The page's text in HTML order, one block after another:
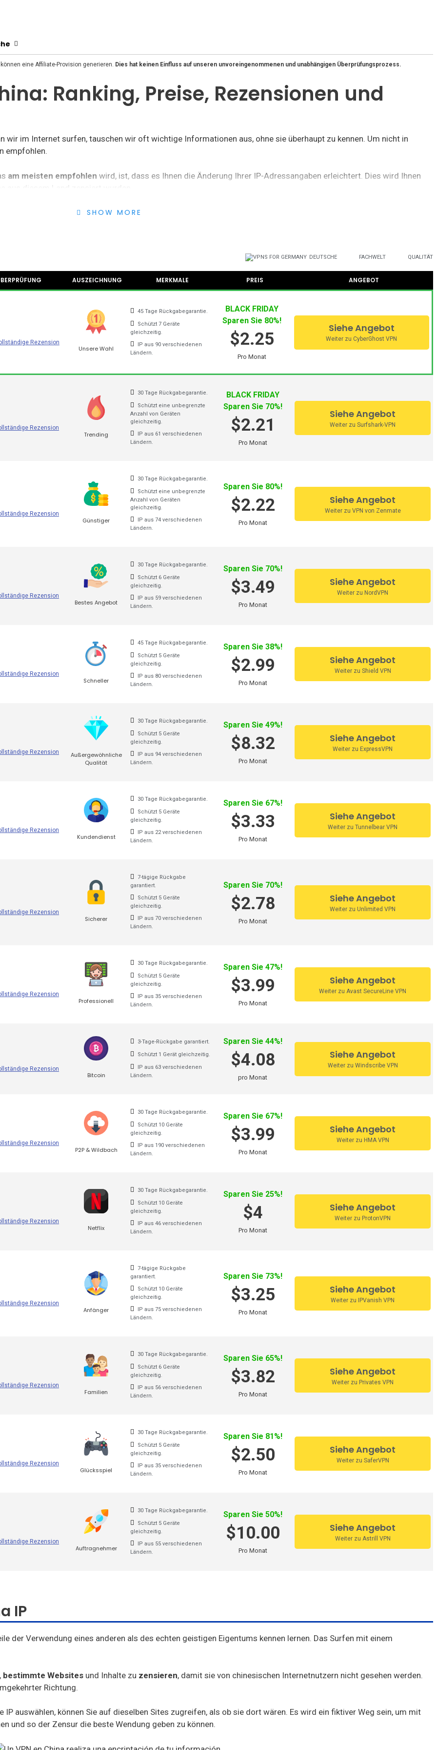
eine Affiliate-Provision generieren. Dies hat keinen Einfluss auf unseren unvoreingenommenen und unabhängigen Überprüfungsprozess.
Ranking, Preise, Rezensionen und
wir im Internet surfen, tauschen wir oft wichtige Informationen aus, ohne sie überhaupt zu kennen. Um nicht in
empfohlen.
am meisten empfohlen wird, ist, dass es Ihnen die Änderung Ihrer IP-Adressangaben erleichtert. Dies wird Ihnen
aus diesem Land zensiert wurden.
die wir Ihnen empfohlen haben. Vergleichen Sie nach
Sie benötigen
Chinas eine VielzahlvonUnternehmen, die VPN anbieten. Wir können also aus einer breiten Palette von sicheren
Es kümmert sich um die Umwandlung unserer Open-Source-Daten in geschlossene, d.h. es erzeugt die
sicher sein.
der Nutzer die Geschwindigkeitdes Dienstes. Es stabilisiert die Bandbreite, und wir können mit einer
günstigen Preis oder sogar kostenlos erhalten. In China werden Sie diesen Dienst herunterladen können, um auf
inverschiedenen Ländern. Sie enthält die am besten empfohlenen, wie sie auf unserer Website gezeigt
in China zu nutzen?
ist nach unterschiedlichen Meinungen die Legalität. Dies ist entscheidend, um zu wissen, ob wireinen Dienst
und zu einem billigen, fast kostenlosen Preis zu mieten.
wenn das Gesetz dies nicht zulässt. Viele Menschen haben in den letzten Jahren diesen Dienst in Anspruch
AzireVPN
Cactus VPN
My Expat Network
HideipVPN
Sky VPN
Okayfreedom
SecureVPN
AnonVPN
Steganos
Identity Cloaker
SHOW MORE
DEUTSCHE FACHWELT QUALITÄT
AUSZEICHNUNG MERKMALE PREIS ANGEBOT
Rezension
Unsere Wahl
45 Tage Rückgabegarantie.
Schützt 7 Geräte
gleichzeitig.
IP aus 90 verschiedenen
Ländern.
BLACK FRIDAY
Sparen Sie 80%!
$2.25
Pro Monat
Siehe Angebot
Weiter zu CyberGhost VPN
Rezension
Trending
30 Tage Rückgabegarantie.
Schützt eine unbegrenzte
Anzahl von Geräten
gleichzeitig.
IP aus 61 verschiedenen
Ländern.
BLACK FRIDAY
Sparen Sie 70%!
$2.21
Pro Monat
Siehe Angebot
Weiter zu Surfshark-VPN
Rezension
Günstiger
30 Tage Rückgabegarantie.
Schützt eine unbegrenzte
Anzahl von Geräten
gleichzeitig.
IP aus 74 verschiedenen
Ländern.
Sparen Sie 80%!
$2.22
Pro Monat
Siehe Angebot
Weiter zu VPN von Zenmate
Rezension
Bestes Angebot
30 Tage Rückgabegarantie.
Schützt 6 Geräte
gleichzeitig.
IP aus 59 verschiedenen
Ländern.
Sparen Sie 70%!
$3.49
Pro Monat
Siehe Angebot
Weiter zu NordVPN
Rezension
Schneller
45 Tage Rückgabegarantie.
Schützt 5 Geräte
gleichzeitig.
IP aus 80 verschiedenen
Ländern.
Sparen Sie 38%!
$2.99
Pro Monat
Siehe Angebot
Weiter zu Shield VPN
Rezension
Außergewöhnliche
Qualität
30 Tage Rückgabegarantie.
Schützt 5 Geräte
gleichzeitig.
IP aus 94 verschiedenen
Ländern.
Sparen Sie 49%!
$8.32
Pro Monat
Siehe Angebot
Weiter zu ExpressVPN
Rezension
Kundendienst
30 Tage Rückgabegarantie.
Schützt 5 Geräte
gleichzeitig.
IP aus 22 verschiedenen
Ländern.
Sparen Sie 67%!
$3.33
Pro Monat
Siehe Angebot
Weiter zu Tunnelbear VPN
Rezension
Sicherer
7-tägige Rückgabe
garantiert.
Schützt 5 Geräte
gleichzeitig.
IP aus 70 verschiedenen
Ländern.
Sparen Sie 70%!
$2.78
Pro Monat
Siehe Angebot
Weiter zu Unlimited VPN
Rezension
Professionell
30 Tage Rückgabegarantie.
Schützt 5 Geräte
gleichzeitig.
IP aus 35 verschiedenen
Ländern.
Sparen Sie 47%!
$3.99
Pro Monat
Siehe Angebot
Weiter zu Avast SecureLine VPN
Rezension
Bitcoin
3-Tage-Rückgabe garantiert.
Schützt 1 Gerät gleichzeitig.
IP aus 63 verschiedenen
Ländern.
Sparen Sie 44%!
$4.08
pro Monat
Siehe Angebot
Weiter zu Windscribe VPN
Rezension
P2P & Wildbach
30 Tage Rückgabegarantie.
Schützt 10 Geräte
gleichzeitig.
IP aus 190 verschiedenen
Ländern.
Sparen Sie 67%!
$3.99
Pro Monat
Siehe Angebot
Weiter zu HMA VPN
Rezension
Netflix
30 Tage Rückgabegarantie.
Schützt 10 Geräte
gleichzeitig.
IP aus 46 verschiedenen
Ländern.
Sparen Sie 25%!
$4
Pro Monat
Siehe Angebot
Weiter zu ProtonVPN
Rezension
Anfänger
7-tägige Rückgabe
garantiert.
Schützt 10 Geräte
gleichzeitig.
IP aus 75 verschiedenen
Ländern.
Sparen Sie 73%!
$3.25
Pro Monat
Siehe Angebot
Weiter zu IPVanish VPN
Rezension
Familien
30 Tage Rückgabegarantie.
Schützt 6 Geräte
gleichzeitig.
IP aus 56 verschiedenen
Ländern.
Sparen Sie 65%!
$3.82
Pro Monat
Siehe Angebot
Weiter zu Privates VPN
Rezension
Glücksspiel
30 Tage Rückgabegarantie.
Schützt 5 Geräte
gleichzeitig.
IP aus 35 verschiedenen
Ländern.
Sparen Sie 81%!
$2.50
Pro Monat
Siehe Angebot
Weiter zu SaferVPN
Rezension
Auftragnehmer
30 Tage Rückgabegarantie.
Schützt 5 Geräte
gleichzeitig.
IP aus 55 verschiedenen
Ländern.
Sparen Sie 50%!
$10.00
Pro Monat
Siehe Angebot
Weiter zu Astrill VPN
IP
der Verwendung eines anderen als des echten geistigen Eigentums kennen lernen. Das Surfen mit einem
bestimmte Websites und Inhalte zu zensieren, damit sie von chinesischen Internetnutzern nicht gesehen werden.
Richtung.
IP auswählen, können Sie auf dieselben Sites zugreifen, als ob sie dort wären. Es wird ein fiktiver Weg sein, um mit
und so der Zensur die beste Wendung geben zu können.